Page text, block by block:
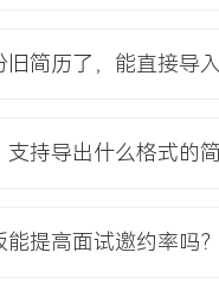
交付给XXX家付费客户使
的增长引擎，获得XXX项
简历了，能直接导
持导出什么格式的简
提高面试邀约率吗？